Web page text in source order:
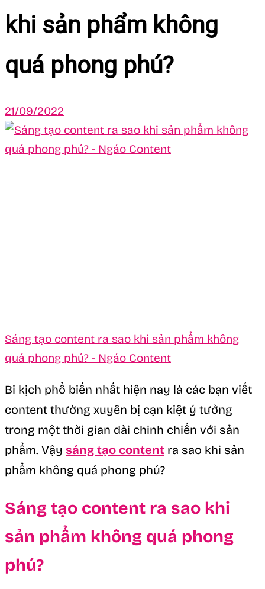
khi sản phẩm không
quá phong phú?
21/09/2022
Sáng tạo content ra sao khi sản phẩm không
quá phong phú? - Ngáo Content
Bi kịch phổ biến nhất hiện nay là các bạn viết
content thường xuyên bị cạn kiệt ý tưởng
trong một thời gian dài chinh chiến với sản
phẩm. Vậy sáng tạo content ra sao khi sản
phẩm không quá phong phú?
Sáng tạo content ra sao khi
sản phẩm không quá phong
phú?